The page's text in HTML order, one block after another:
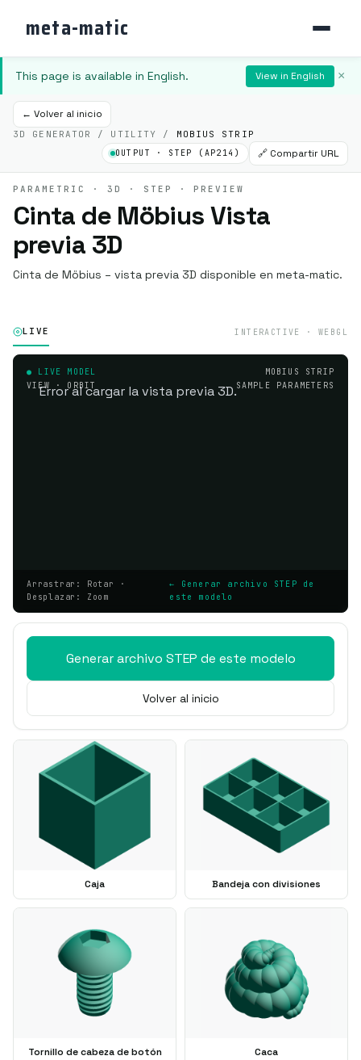
meta-matic
This page is available in English. View in English ×
← Volver al inicio
3D GENERATOR / UTILITY / MOBIUS STRIP
OUTPUT · STEP (AP214) 🔗 Compartir URL
PARAMETRIC · 3D · STEP · PREVIEW
Cinta de Möbius Vista
previa 3D
Cinta de Möbius – vista previa 3D disponible en meta-matic.
LIVE INTERACTIVE · WEBGL
● LIVE MODEL
VIEW · ORBIT
MOBIUS STRIP
SAMPLE PARAMETERS
Error al cargar la vista previa 3D.
Arrastrar: Rotar ·
Desplazar: Zoom
← Generar archivo STEP de
este modelo
Generar archivo STEP de este modelo
Volver al inicio
Caja Bandeja con divisiones
Tornillo de cabeza de botón
Caca